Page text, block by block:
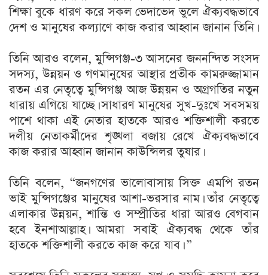
শিক্ষা বুকে ধারণ করে সকল ভেদাভেদ ভুলে ঐক্যবদ্ধভাবে
দেশ ও মানুষের কল্যাণে কাজ করার আহ্বান জানান তিনি।
তিনি আরও বলেন, মুন্সিগঞ্জ-৩ আসনের জননন্দিত সংসদ
সদস্য, উন্নয়ন ও গণমানুষের আস্থার প্রতীক কামরুজ্জামান
রতন এর নেতৃত্বে মুন্সিগঞ্জ আজ উন্নয়ন ও অগ্রগতির নতুন
ধারায় এগিয়ে যাচ্ছে। সাধারণ মানুষের সুখ-দুঃখে সবসময়
পাশে থাকা এই নেতার হাতকে আরও শক্তিশালী করতে
দলীয় নেতাকর্মীদের শৃঙ্খলা বজায় রেখে ঐক্যবদ্ধভাবে
কাজ করার আহ্বান জানান কাউন্সিলর তুষার।
তিনি বলেন, “জনগণের ভালোবাসায় সিক্ত এমপি রতন
ভাই মুন্সিগঞ্জের মানুষের আশা-ভরসার নাম। তাঁর নেতৃত্বে
এলাকার উন্নয়ন, শান্তি ও সম্প্রীতির ধারা আরও বেগবান
হবে ইনশাআল্লাহ। আমরা সবাই ঐক্যবদ্ধ থেকে তাঁর
হাতকে শক্তিশালী করতে কাজ করে যাব। ”